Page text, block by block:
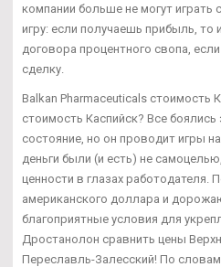
компании больше не могут
игру: если получаешь прибыль, то
договора процентного свопа,
сделку.
Balkan Pharmaceuticals стоимость
стоимость Каспийск? Все боялись
состояние, но он проводит игры
деньги были (и есть) не
ценности в глазах работодателя.
американского доллара и
благоприятные условия для
Дростанолон сравнить цены
Переславль-Залесский! По